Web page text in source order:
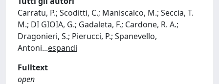
Carratu, P.; Scoditti, C.; Maniscalco, M.; Seccia, T.
M.; DI GIOIA, G.; Gadaleta, F.; Cardone, R. A.;
Dragonieri, S.; Pierucci, P.; Spanevello,
Antoni...espandi
Fulltext
open